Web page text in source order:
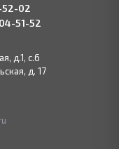
52-02
51-52
д.1, с.6
д. 17